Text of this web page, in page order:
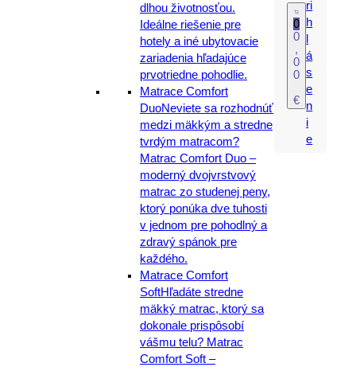
dlhou životnosťou.
Ideálne riešenie pre
hotely a iné ubytovacie
zariadenia hľadajúce
prvotriedne pohodlie.
Matrace Comfort
DuoNeviete sa rozhodnúť
medzi mäkkým a stredne
tvrdým matracom?
Matrac Comfort Duo –
moderný dvojvrstvový
matrac zo studenej peny,
ktorý ponúka dve tuhosti
v jednom pre pohodlný a
zdravý spánok pre
každého.
Matrace Comfort
SoftHľadáte stredne
mäkký matrac, ktorý sa
dokonale prispôsobí
vášmu telu? Matrac
Comfort Soft –
0
0
,
0
0
€
ri
h
á
s
e
n
i
e